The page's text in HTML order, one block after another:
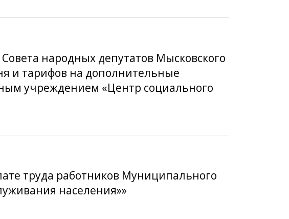
народных депутатов Мысковского
и тарифов на дополнительные
учреждением «Центр социального
труда работников Муниципального
населения»»